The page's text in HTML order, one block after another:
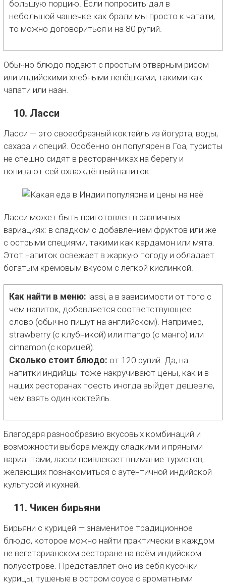
большую порцию. Если попросить дал в
небольшой чашечке как брали мы просто к чапати,
то можно договориться и на 80 рупий.
Обычно блюдо подают с простым отварным рисом
или индийскими хлебными лепёшками, такими как
чапати или наан.
10. Ласси
Ласси — это своеобразный коктейль из йогурта, воды,
сахара и специй. Особенно он популярен в Гоа, туристы
не спешно сидят в ресторанчиках на берегу и
попивают сей охлаждённый напиток.
Ласси может быть приготовлен в различных
вариациях: в сладком с добавлением фруктов или же
с острыми специями, такими как кардамон или мята.
Этот напиток освежает в жаркую погоду и обладает
богатым кремовым вкусом с легкой кислинкой.
Как найти в меню: lassi, а в зависимости от того с
чем напиток, добавляется соответствующее
слово (обычно пишут на английском). Например,
strawberry (с клубникой) или mango (с манго) или
cinnamon (с корицей).
Сколько стоит блюдо: от 120 рупий. Да, на
напитки индийцы тоже накручивают цены, как и в
наших ресторанах поесть иногда выйдет дешевле,
чем взять один коктейль.
Благодаря разнообразию вкусовых комбинаций и
возможности выбора между сладкими и пряными
вариантами, ласси привлекает внимание туристов,
желающих познакомиться с аутентичной индийской
культурой и кухней.
11. Чикен бирьяни
Бирьяни с курицей — знаменитое традиционное
блюдо, которое можно найти практически в каждом
не вегетарианском ресторане на всём индийском
полуострове. Представляет оно из себя кусочки
курицы, тушеные в остром соусе с ароматными